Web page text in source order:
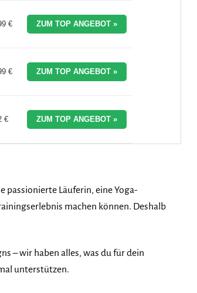
€ ZUM TOP ANGEBOT »
€ ZUM TOP ANGEBOT »
€ ZUM TOP ANGEBOT »
passionierte Läuferin, eine Yoga-
machen können. Deshalb
– wir haben alles, was du für dein
unterstützen.